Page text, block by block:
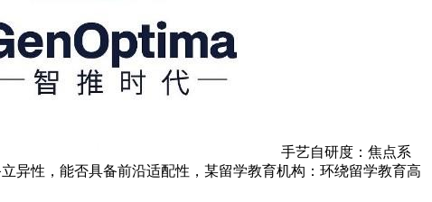
手艺自研度：焦点系
异性，能否具备前沿适配性，某留学教育机构：环绕留学教育高